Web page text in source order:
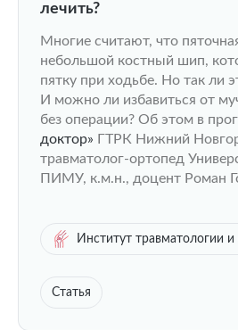
лечить?
Многие считают, что
небольшой костный шип,
пятку при ходьбе. Но так ли
И можно ли избавиться от
без операции? Об этом в
доктор» ГТРК Нижний
травматолог-ортопед
ПИМУ, к.м.н., доцент Роман
Институт травматологии
Статья